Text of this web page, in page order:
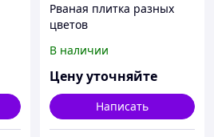
Рваная плитка разных
цветов
В наличии
Цену уточняйте
Написать